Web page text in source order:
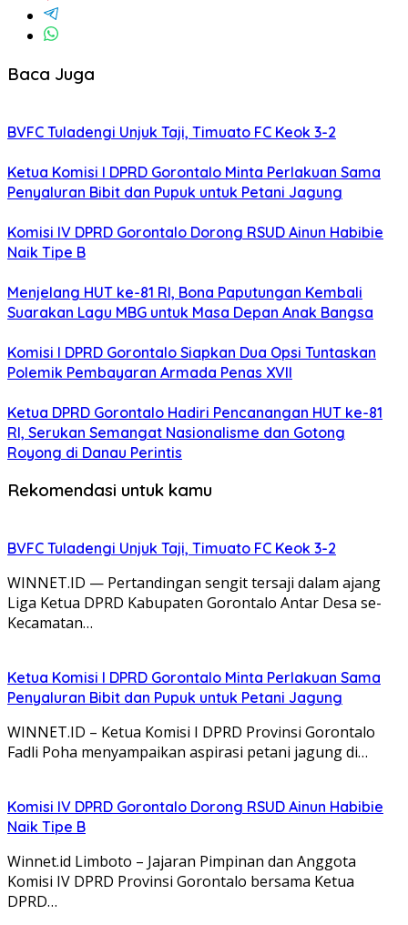
Baca Juga
BVFC Tuladengi Unjuk Taji, Timuato FC Keok 3-2
Ketua Komisi I DPRD Gorontalo Minta Perlakuan Sama
Penyaluran Bibit dan Pupuk untuk Petani Jagung
Komisi IV DPRD Gorontalo Dorong RSUD Ainun Habibie
Naik Tipe B
Menjelang HUT ke-81 RI, Bona Paputungan Kembali
Suarakan Lagu MBG untuk Masa Depan Anak Bangsa
Komisi I DPRD Gorontalo Siapkan Dua Opsi Tuntaskan
Polemik Pembayaran Armada Penas XVII
Ketua DPRD Gorontalo Hadiri Pencanangan HUT ke-81
RI, Serukan Semangat Nasionalisme dan Gotong
Royong di Danau Perintis
Rekomendasi untuk kamu
BVFC Tuladengi Unjuk Taji, Timuato FC Keok 3-2
WINNET.ID — Pertandingan sengit tersaji dalam ajang
Liga Ketua DPRD Kabupaten Gorontalo Antar Desa se-
Kecamatan…
Ketua Komisi I DPRD Gorontalo Minta Perlakuan Sama
Penyaluran Bibit dan Pupuk untuk Petani Jagung
WINNET.ID – Ketua Komisi I DPRD Provinsi Gorontalo
Fadli Poha menyampaikan aspirasi petani jagung di…
Komisi IV DPRD Gorontalo Dorong RSUD Ainun Habibie
Naik Tipe B
Winnet.id Limboto – Jajaran Pimpinan dan Anggota
Komisi IV DPRD Provinsi Gorontalo bersama Ketua
DPRD…